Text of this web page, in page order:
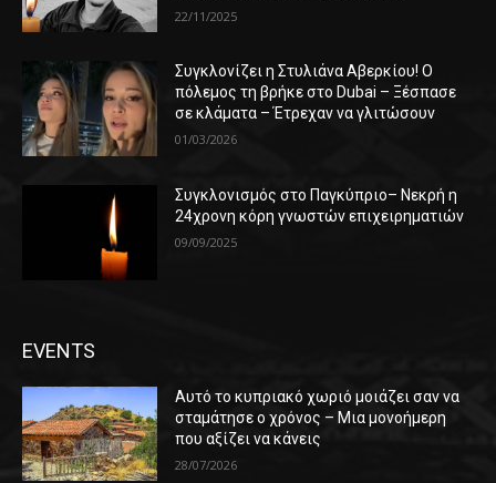
22/11/2025
Συγκλονίζει η Στυλιάνα Αβερκίου! Ο
πόλεμος τη βρήκε στο Dubai – Ξέσπασε
σε κλάματα – Έτρεχαν να γλιτώσουν
01/03/2026
Συγκλονισμός στο Παγκύπριο– Νεκρή η
24χρονη κόρη γνωστών επιχειρηματιών
09/09/2025
EVENTS
Αυτό το κυπριακό χωριό μοιάζει σαν να
σταμάτησε ο χρόνος – Μια μονοήμερη
που αξίζει να κάνεις
28/07/2026